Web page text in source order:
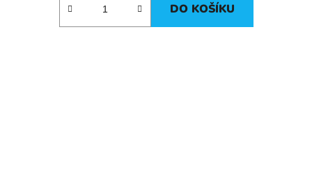
DO KOŠÍKU